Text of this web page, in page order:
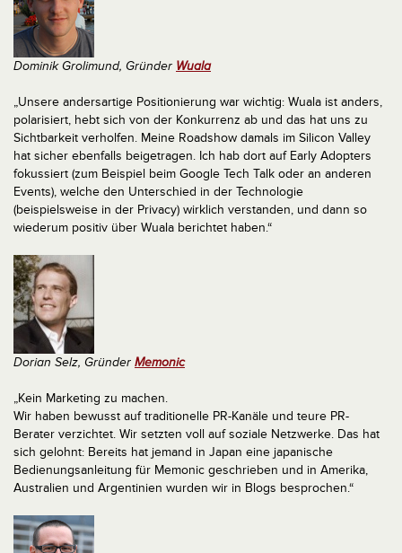
Dominik Grolimund, Gründer Wuala
„Unsere andersartige Positionierung war wichtig: Wuala ist anders,
polarisiert, hebt sich von der Konkurrenz ab und das hat uns zu
Sichtbarkeit verholfen. Meine Roadshow damals im Silicon Valley
hat sicher ebenfalls beigetragen. Ich hab dort auf Early Adopters
fokussiert (zum Beispiel beim Google Tech Talk oder an anderen
Events), welche den Unterschied in der Technologie
(beispielsweise in der Privacy) wirklich verstanden, und dann so
wiederum positiv über Wuala berichtet haben.“
Dorian Selz, Gründer Memonic
„Kein Marketing zu machen.
Wir haben bewusst auf traditionelle PR-Kanäle und teure PR-
Berater verzichtet. Wir setzten voll auf soziale Netzwerke. Das hat
sich gelohnt: Bereits hat jemand in Japan eine japanische
Bedienungsanleitung für Memonic geschrieben und in Amerika,
Australien und Argentinien wurden wir in Blogs besprochen.“